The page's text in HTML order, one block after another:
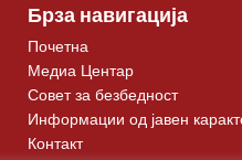
Брза навигација
Почетна
Медиа Центар
Совет за безбедност
Информации од јавен
Контакт